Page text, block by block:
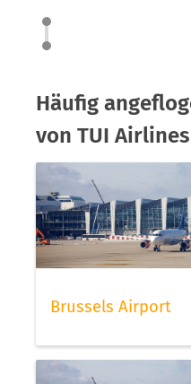
Häufig
von TUI
Brussels Airport